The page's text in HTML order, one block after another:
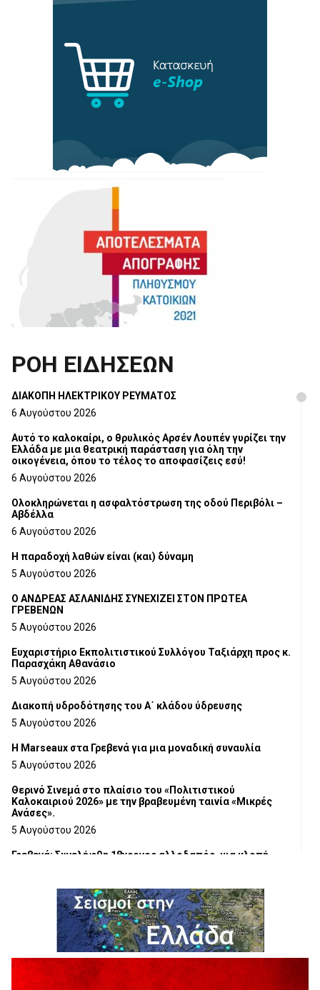
ΡΟΗ ΕΙΔΗΣΕΩΝ
ΔΙΑΚΟΠΗ ΗΛΕΚΤΡΙΚΟΥ ΡΕΥΜΑΤΟΣ
6 Αυγούστου 2026
Αυτό το καλοκαίρι, ο θρυλικός Αρσέν Λουπέν γυρίζει την
Ελλάδα με μια θεατρική παράσταση για όλη την
οικογένεια, όπου το τέλος το αποφασίζεις εσύ!
6 Αυγούστου 2026
Ολοκληρώνεται η ασφαλτόστρωση της οδού Περιβόλι –
Αβδέλλα
6 Αυγούστου 2026
H παραδοχή λαθών είναι (και) δύναμη
5 Αυγούστου 2026
Ο ΑΝΔΡΕΑΣ ΑΣΛΑΝΙΔΗΣ ΣΥΝΕΧΙΖΕΙ ΣΤΟΝ ΠΡΩΤΕΑ
ΓΡΕΒΕΝΩΝ
5 Αυγούστου 2026
Ευχαριστήριο Εκπολιτιστικού Συλλόγου Ταξιάρχη προς κ.
Παρασχάκη Αθανάσιο
5 Αυγούστου 2026
Διακοπή υδροδότησης του Α΄ κλάδου ύδρευσης
5 Αυγούστου 2026
Η Marseaux στα Γρεβενά για μια μοναδική συναυλία
5 Αυγούστου 2026
Θερινό Σινεμά στο πλαίσιο του «Πολιτιστικού
Καλοκαιριού 2026» με την βραβευμένη ταινία «Μικρές
Ανάσες».
5 Αυγούστου 2026
Γρεβενά: Συνελήφθη 18χρονος αλλοδαπός, για κλοπή
ΑΗ ΛΑΟΣ | 5 Αυγούστου | Υπαίθριο Θέατρο “Καστράκι”,
5 Αυγούστου 2026
41η Γιορτή Κρασιού στο Τρίκωμο – «Γιορτή Παράδοσης»
5 Αυγούστου 2026